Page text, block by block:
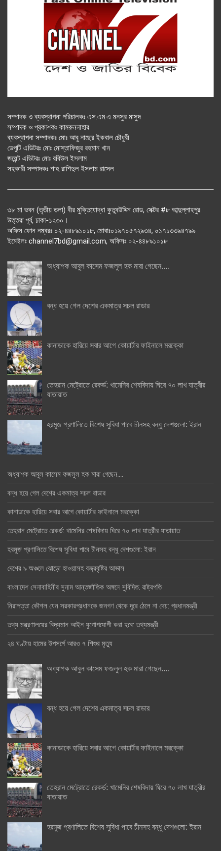
সম্পাদক ও ব্যবস্থাপনা পরিচালকঃ এস.এম.এ মনসুর মাসুদ
সম্পাদক ও প্রকাশকঃ কামরুননাহার
ব্যবস্থাপনা সম্পাদকঃ মোঃ আবু নাছের ইকবাল চৌধুরী
ডেপুটি এডিটরঃ মোঃ মোস্তাফিজুর রহমান খান
জয়েন্ট এডিটরঃ মোঃ রবিউল ইসলাম
সহকারী সম্পাদকঃ শাহ রাশিদুল ইসলাম রাসেল
৩৮ মা ভবন (তৃতীয় তলা) বীর মুক্তিযোদ্ধা কুতুবউদ্দিন রোড, সেক্টর #৮ আব্দুল্লাহপুর
উত্তরা পূর্ব, ঢাকা-১২৩০।
অফিস ফোন নম্বরঃ ০২-৪৪৮৯১০১৮, মোবাঃ০১৯৭০৫৭২৯৩৪, ০১৭১৩৩৯৪৭৯৯
ইমেইলঃ channel7bd@gmail.com, অফিসঃ ০২-৪৪৮৯১০১৮
অধ্যাপক আবুল কাসেম ফজলুল হক মারা গেছেন….
বন্ধ হয়ে গেল দেশের একমাত্র সচল রাডার
কানাডাকে হারিয়ে সবার আগে কোয়ার্টার ফাইনালে মরক্কো
তেহরান মেট্রোতে রেকর্ড: খামেনির শেষবিদায় ঘিরে ৭০ লাখ যাত্রীর
যাতায়াত
হরমুজ প্রণালিতে বিশেষ সুবিধা পাবে চীনসহ বন্ধু দেশগুলো: ইরান
অধ্যাপক আবুল কাসেম ফজলুল হক মারা গেছেন….
বন্ধ হয়ে গেল দেশের একমাত্র সচল রাডার
কানাডাকে হারিয়ে সবার আগে কোয়ার্টার ফাইনালে মরক্কো
তেহরান মেট্রোতে রেকর্ড: খামেনির শেষবিদায় ঘিরে ৭০ লাখ যাত্রীর যাতায়াত
হরমুজ প্রণালিতে বিশেষ সুবিধা পাবে চীনসহ বন্ধু দেশগুলো: ইরান
দেশের ৯ অঞ্চলে ঝোড়ো হাওয়াসহ বজ্রবৃষ্টির আভাস
বাংলাদেশ সেনাবাহিনীর সুনাম আন্তর্জাতিক অঙ্গনে সুবিদিত: রাষ্ট্রপতি
নিরাপত্তা কৌশল যেন সরকারপ্রধানকে জনগণ থেকে দূরে ঠেলে না দেয়: প্রধানমন্ত্রী
তথ্য মন্ত্রণালয়ের বিদ্যমান আইন যুগোপযোগী করা হবে: তথ্যমন্ত্রী
২৪ ঘণ্টায় হামের উপসর্গে আরও ৭ শিশুর মৃত্যু
অধ্যাপক আবুল কাসেম ফজলুল হক মারা গেছেন….
বন্ধ হয়ে গেল দেশের একমাত্র সচল রাডার
কানাডাকে হারিয়ে সবার আগে কোয়ার্টার ফাইনালে মরক্কো
তেহরান মেট্রোতে রেকর্ড: খামেনির শেষবিদায় ঘিরে ৭০ লাখ যাত্রীর
যাতায়াত
হরমুজ প্রণালিতে বিশেষ সুবিধা পাবে চীনসহ বন্ধু দেশগুলো: ইরান